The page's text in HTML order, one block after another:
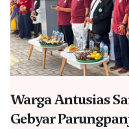
Warga Antusias
Gebyar